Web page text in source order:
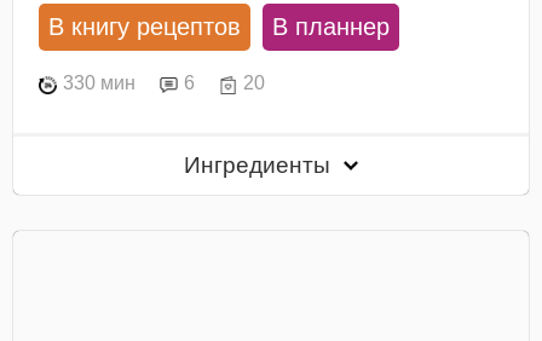
В книгу рецептов В планнер
330 мин 6 20
Ингредиенты